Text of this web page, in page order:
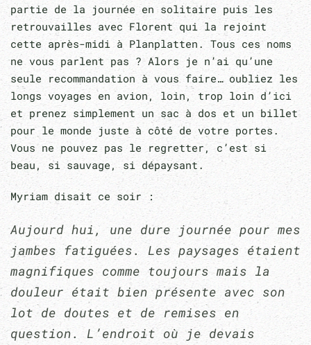
partie de la journée en solitaire puis les
retrouvailles avec Florent qui la rejoint
cette après-midi à Planplatten. Tous ces noms
ne vous parlent pas ? Alors je n’ai qu’une
seule recommandation à vous faire… oubliez les
longs voyages en avion, loin, trop loin d’ici
et prenez simplement un sac à dos et un billet
pour le monde juste à côté de votre portes.
Vous ne pouvez pas le regretter, c’est si
beau, si sauvage, si dépaysant.
Myriam disait ce soir :
Aujourd hui, une dure journée pour mes
jambes fatiguées. Les paysages étaient
magnifiques comme toujours mais la
douleur était bien présente avec son
lot de doutes et de remises en
question. L’endroit où je devais